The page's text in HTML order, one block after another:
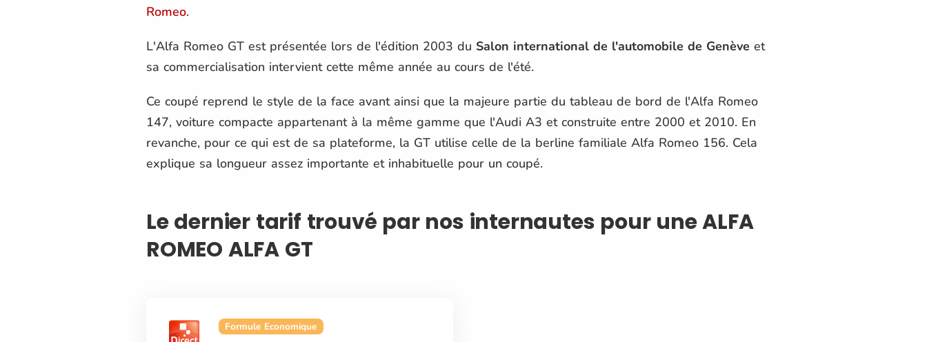
Romeo.
L'Alfa Romeo GT est présentée lors de l'édition 2003 du Salon international de l'automobile de Genève et
sa commercialisation intervient cette même année au cours de l'été.
Ce coupé reprend le style de la face avant ainsi que la majeure partie du tableau de bord de l'Alfa Romeo
147, voiture compacte appartenant à la même gamme que l'Audi A3 et construite entre 2000 et 2010. En
revanche, pour ce qui est de sa plateforme, la GT utilise celle de la berline familiale Alfa Romeo 156. Cela
explique sa longueur assez importante et inhabituelle pour un coupé.
Le dernier tarif trouvé par nos internautes pour une ALFA
ROMEO ALFA GT
Formule Economique